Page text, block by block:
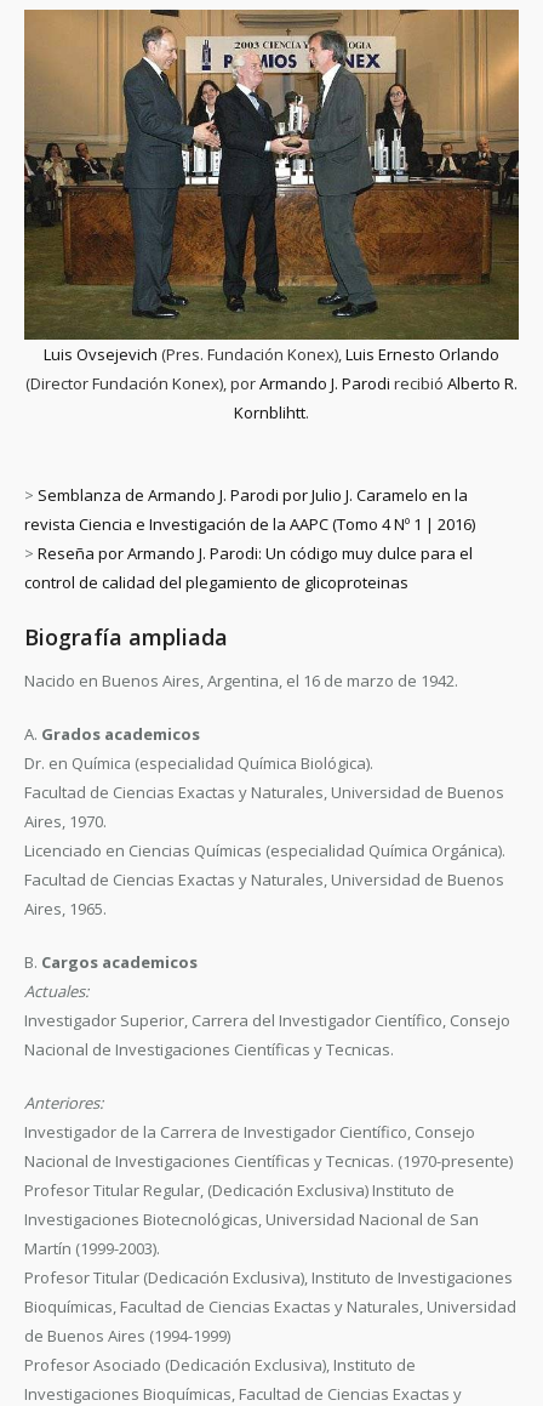
Luis Ovsejevich (Pres. Fundación Konex), Luis Ernesto Orlando
(Director Fundación Konex), porArmando J. Parodi recibió Alberto R.
Kornblihtt.
> Semblanza de Armando J. Parodi por Julio J. Caramelo en la
revista Ciencia e Investigación de la AAPC (Tomo 4 Nº 1 | 2016)
> Reseña por Armando J. Parodi: Un código muy dulce para el
control de calidad del plegamiento de glicoproteinas
Biografía ampliada
Nacido en Buenos Aires, Argentina, el 16 de marzo de 1942.
A. Grados academicos
Dr. en Química (especialidad Química Biológica).
Facultad de Ciencias Exactas y Naturales, Universidad de Buenos
Aires, 1970.
Licenciado en Ciencias Químicas (especialidad Química Orgánica).
Facultad de Ciencias Exactas y Naturales, Universidad de Buenos
Aires, 1965.
B. Cargos academicos
Actuales:
Investigador Superior, Carrera del Investigador Científico, Consejo
Nacional de Investigaciones Científicas y Tecnicas.
Anteriores:
Investigador de la Carrera de Investigador Científico, Consejo
Nacional de Investigaciones Científicas y Tecnicas. (1970-presente)
Profesor Titular Regular, (Dedicación Exclusiva) Instituto de
Investigaciones Biotecnológicas, Universidad Nacional de San
Martín (1999-2003).
Profesor Titular (Dedicación Exclusiva), Instituto de Investigaciones
Bioquímicas, Facultad de Ciencias Exactas y Naturales, Universidad
de Buenos Aires (1994-1999)
Profesor Asociado (Dedicación Exclusiva), Instituto de
Investigaciones Bioquímicas, Facultad de Ciencias Exactas y